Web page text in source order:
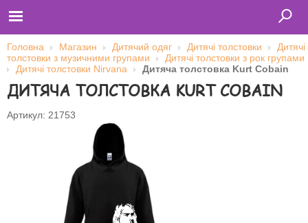
Главная
Футболки
Толстовки (кенгурушки)
Свитшоты
Оплата и доставка
Сотрудничество
Ім'я користувача
Головна Магазин Дитячий одяг Дитячі толстовки
Дитячі
толстовки з музичними групами
Дитячі толстовки з рок групами
Дитячі толстовки Nirvana
Дитяча толстовка Kurt Cobain
ДИТЯЧА ТОЛСТОВКА KURT COBAIN
Артикул: 21753